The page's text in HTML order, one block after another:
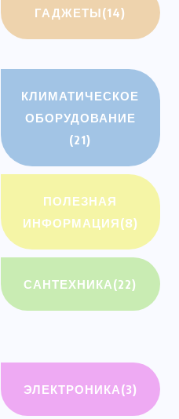
ГАДЖЕТЫ(14)
КЛИМАТИЧЕСКОЕ
ОБОРУДОВАНИЕ
(21)
ПОЛЕЗНАЯ
ИНФОРМАЦИЯ(8)
САНТЕХНИКА(22)
ЭЛЕКТРОНИКА(3)